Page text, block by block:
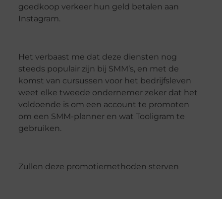
goedkoop verkeer hun geld betalen aan
Instagram.
Het verbaast me dat deze diensten nog
steeds populair zijn bij SMM’s, en met de
komst van cursussen voor het bedrijfsleven
weet elke tweede ondernemer zeker dat het
voldoende is om een ​​account te promoten
om een ​​SMM-planner en wat Tooligram te
gebruiken.
Zullen deze promotiemethoden sterven